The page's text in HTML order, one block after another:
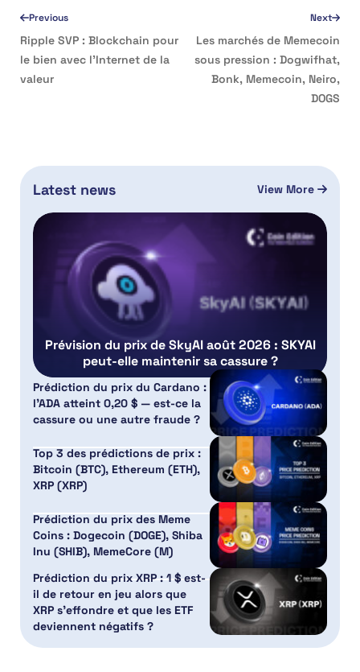
Previous
Ripple SVP : Blockchain pour
le bien avec l’Internet de la
valeur
Next
Les marchés de Memecoin
sous pression : Dogwifhat,
Bonk, Memecoin, Neiro,
DOGS
Latest news View More
Prévision du prix de SkyAI août 2026 : SKYAI
peut-elle maintenir sa cassure ?
Prédiction du prix du Cardano :
l’ADA atteint 0,20 $ — est-ce la
cassure ou une autre fraude ?
Top 3 des prédictions de prix :
Bitcoin (BTC), Ethereum (ETH),
XRP (XRP)
Prédiction du prix des Meme
Coins : Dogecoin (DOGE), Shiba
Inu (SHIB), MemeCore (M)
Prédiction du prix XRP : 1 $ est-
il de retour en jeu alors que
XRP s’effondre et que les ETF
deviennent négatifs ?